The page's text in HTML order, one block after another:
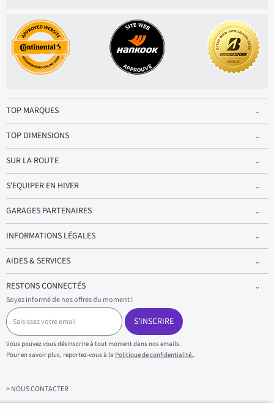
TOP MARQUES
TOP DIMENSIONS
SUR LA ROUTE
S'EQUIPER EN HIVER
GARAGES PARTENAIRES
INFORMATIONS LÉGALES
AIDES & SERVICES
RESTONS CONNECTÉS
Soyez informé de nos offres du moment !
S
a
i
s
i
s
z
v
S'INSCRIRE
Vous pouvez vous désinscrire à tout moment dans nos emails.
Pour en savoir plus, reportez-vous à la Politique de confidentialité..
> NOUS CONTACTER